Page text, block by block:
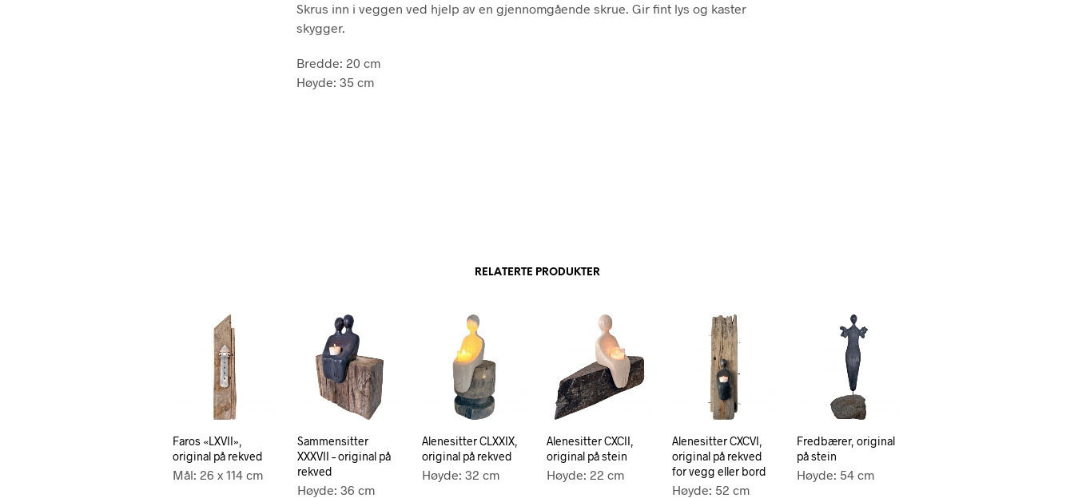
Skrus inn i veggen ved hjelp av en gjennomgående skrue. Gir fint lys og kaster
skygger.
Bredde: 20 cm
Høyde: 35 cm
RELATERTE PRODUKTER
Faros «LXVII»,
original på rekved
Mål: 26 x 114 cm
Sammensitter
XXXVII – original på
rekved
Høyde: 36 cm
Alenesitter CLXXIX,
original på rekved
Høyde: 32 cm
Alenesitter CXCII,
original på stein
Høyde: 22 cm
Alenesitter CXCVI,
original på rekved
for vegg eller bord
Høyde: 52 cm
Fredbærer, original
på stein
Høyde: 54 cm